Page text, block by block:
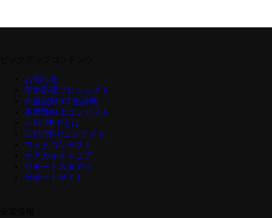
お知らせ
学生応援プロジェクト
介護記録ICT化診断
生産性向上コンテスト
U-SUPP-Uとは
U-SUPP-Uコンテスト
フォトコンテスト
ケアカルテマニア
リモートスタディ
サポートサイト